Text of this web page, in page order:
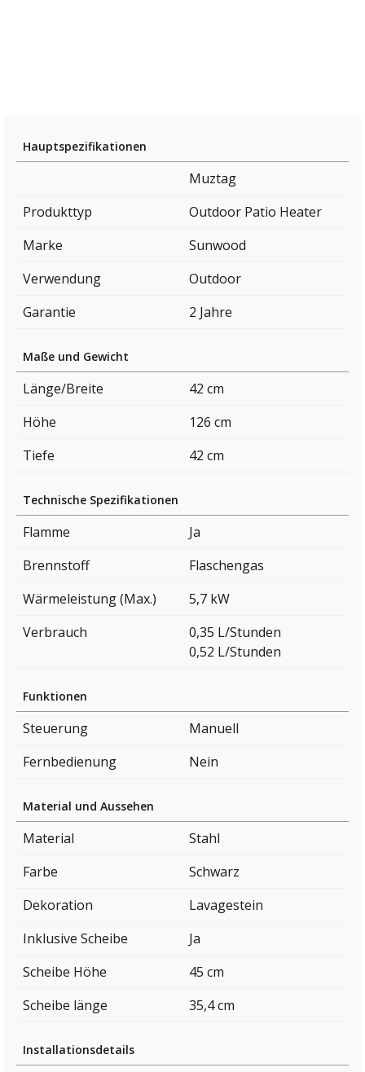
Hauptspezifikationen
Muztag
Produkttyp
Outdoor Patio Heater
Marke
Sunwood
Verwendung
Outdoor
Garantie
2 Jahre
Maße und Gewicht
Länge/Breite
42 cm
Höhe
126 cm
Tiefe
42 cm
Technische Spezifikationen
Flamme
Ja
Brennstoff
Flaschengas
Wärmeleistung (Max.)
5,7 kW
Verbrauch
0,35 L/Stunden
0,52 L/Stunden
Funktionen
Steuerung
Manuell
Fernbedienung
Nein
Material und Aussehen
Material
Stahl
Farbe
Schwarz
Dekoration
Lavagestein
Inklusive Scheibe
Ja
Scheibe Höhe
45 cm
Scheibe länge
35,4 cm
Installationsdetails